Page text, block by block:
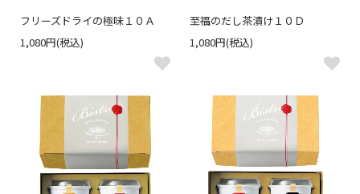
フリーズドライの極味１０Ａ
1,080円(税込)
至福のだし茶漬け１０Ｄ
1,080円(税込)